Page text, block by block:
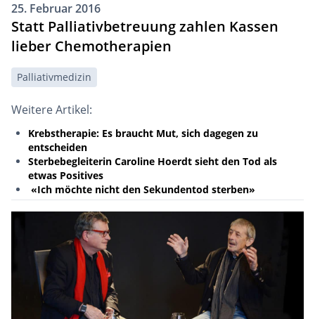
25. Februar 2016
Statt Palliativbetreuung zahlen Kassen
lieber Chemotherapien
Palliativmedizin
Weitere Artikel:
Krebstherapie: Es braucht Mut, sich dagegen zu
entscheiden
Sterbebegleiterin Caroline Hoerdt sieht den Tod als
etwas Positives
«Ich möchte nicht den Sekundentod sterben»